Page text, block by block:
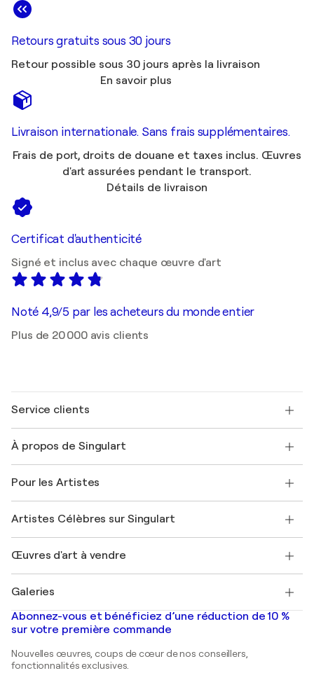
Retours gratuits sous 30 jours
Retour possible sous 30 jours après la livraison
En savoir plus
Livraison internationale. Sans frais supplémentaires.
Frais de port, droits de douane et taxes inclus. Œuvres
d'art assurées pendant le transport.
Détails de livraison
Certificat d'authenticité
Signé et inclus avec chaque œuvre d'art
Noté 4,9/5 par les acheteurs du monde entier
Plus de 20 000 avis clients
Service clients
Expédition
Offrir une carte cadeau
Rejoignez notre programme commercial
Mon compte
+33 1 76 44 06 42
À propos de Singulart
FAQ
Magazine Singulart
Emplois
Découvrez une sélection d'art original
Pour les Artistes
Se connecter en tant qu'Artiste
Artistes Célèbres sur Singulart
Marc Chagall
Banksy
Mr. Brainwash
Shepard Fairey
Œuvres d'art à vendre
Tableaux abstraits à vendre
Peintures de paysage
Estampes
Peintures acryliques
Galeries
Galeries d'art en France
Galeries d'art en Belgique
Abonnez-vous et bénéficiez d’une réduction de 10 %
sur votre première commande
Nouvelles œuvres, coups de cœur de nos conseillers,
fonctionnalités exclusives.